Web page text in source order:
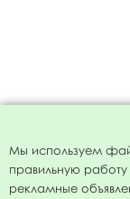
Мы используем
правильную
рекламные